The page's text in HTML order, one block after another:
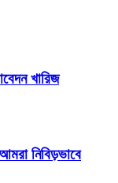
খারিজ
নিবিড়ভাবে